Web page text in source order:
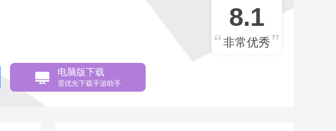
电脑版下载
需优先下载手游助手
8.1
非常优秀